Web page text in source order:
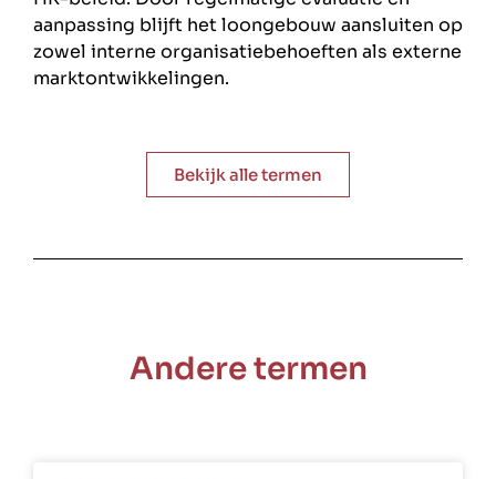
aanpassing blijft het loongebouw aansluiten op
zowel interne organisatiebehoeften als externe
marktontwikkelingen.
Bekijk alle termen
Andere termen